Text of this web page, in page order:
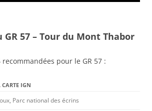
GR 57 – Tour du Mont Thabor
recommandées pour le GR 57 :
IGN
Parc national des écrins